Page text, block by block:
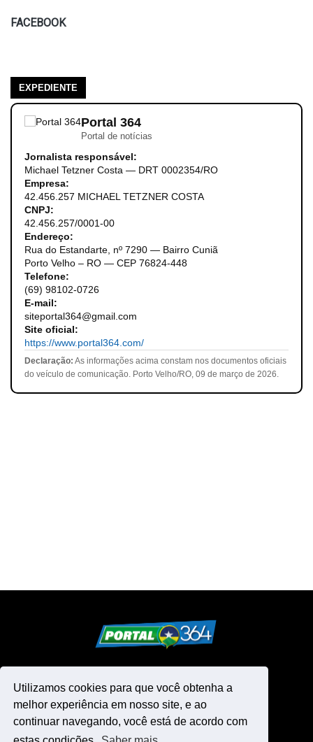
Utilizamos cookies para que você obtenha a
melhor experiência em nosso site, e ao
continuar navegando, você está de acordo com
FACEBOOK
EXPEDIENTE
Portal 364
Portal de notícias
Jornalista responsável:
Michael Tetzner Costa — DRT 0002354/RO
Empresa:
42.456.257 MICHAEL TETZNER COSTA
CNPJ:
42.456.257/0001-00
Endereço:
Rua do Estandarte, nº 7290 — Bairro Cuniã
Porto Velho – RO — CEP 76824-448
Telefone:
(69) 98102-0726
E-mail:
siteportal364@gmail.com
Site oficial:
https://www.portal364.com/
Declaração: As informações acima constam nos documentos oficiais
do veículo de comunicação. Porto Velho/RO, 09 de março de 2026.